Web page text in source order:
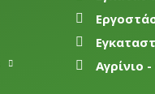
Αγρίνιο